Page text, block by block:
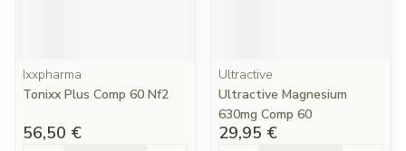
Ixxpharma
Tonixx Plus Comp 60 Nf2
56,50 €
Ultractive
Ultractive Magnesium
630mg Comp 60
29,95 €